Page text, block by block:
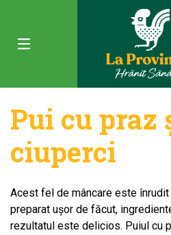
Pui cu praz
ciuperci
Acest fel de mâncare este
preparat ușor de făcut,
rezultatul este delicios. Puiul cu